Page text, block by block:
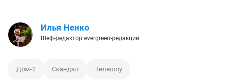
Илья Ненко
Шеф-редактор evergreen-редакции
Дом-2 Скандал Телешоу